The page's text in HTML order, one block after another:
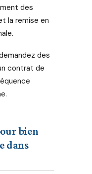
des
la remise en
des
contrat de
bien
dans